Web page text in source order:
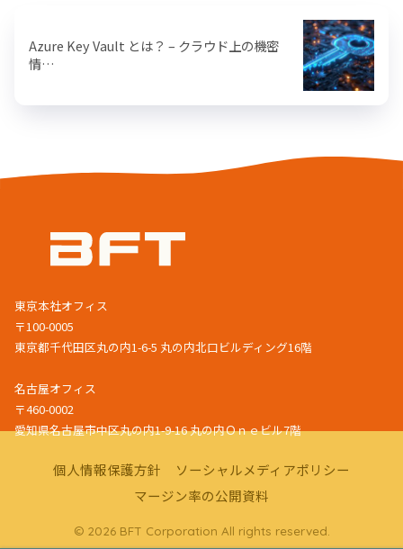
Azure Key Vault とは？ – クラウド上の機密
情…
東京本社オフィス
〒100-0005
東京都千代田区丸の内1-6-5 丸の内北口ビルディング16階
名古屋オフィス
〒460-0002
愛知県名古屋市中区丸の内1-9-16 丸の内Ｏｎｅビル7階
個人情報保護方針
ソーシャルメディアポリシー
マージン率の公開資料
© 2026 BFT Corporation All rights reserved.